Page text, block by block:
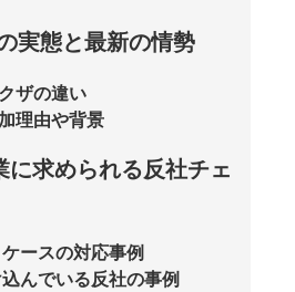
実態と最新の情勢
ザの違い
理由や背景
に求められる反社チェ
ースの対応事例
んでいる反社の事例